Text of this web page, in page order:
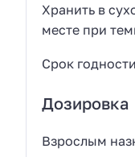
Хранить в
месте при
Срок
Дозировка
Взрослым